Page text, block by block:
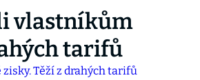
vlastníkům
tarifů